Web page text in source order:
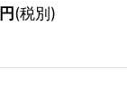
円(税別)